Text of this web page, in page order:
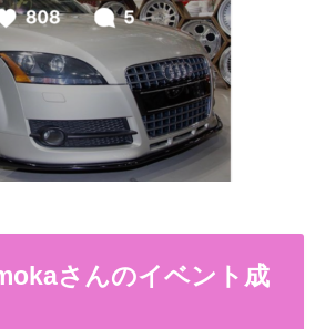
さんのイベント成